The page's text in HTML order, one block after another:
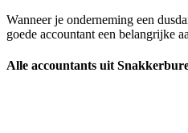
Wanneer je onderneming een
goede accountant een belangrijke
Alle accountants uit